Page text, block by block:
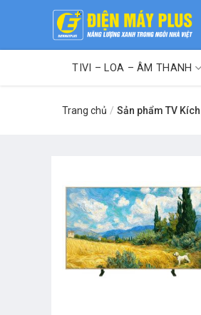
TIVI – LOA – ÂM THANH
Trang chủ / Sản phẩm TV